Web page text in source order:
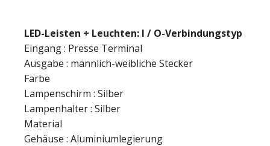
LED-Leisten + Leuchten: I / O-Verbindungstyp
Eingang : Presse Terminal
Ausgabe : männlich-weibliche Stecker
Farbe
Lampenschirm : Silber
Lampenhalter : Silber
Material
Gehäuse : Aluminiumlegierung